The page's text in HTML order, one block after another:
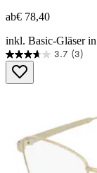
ab€ 78,40
inkl. Basic-Gläser in
3.7 (3)
3.7
von
5
Bewertungen